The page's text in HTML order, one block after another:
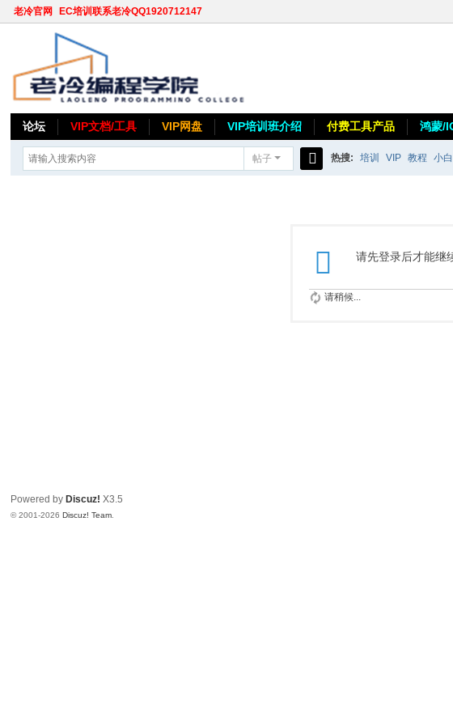
老冷官网 EC培训联系老冷QQ1920712147
论坛 VIP文档/工具 VIP网盘 VIP培训班介绍 付费工具产品 鸿蒙/
帖子 热搜: 培训 VIP 教程 小白
请先登录后才能继
请稍候...
Powered by Discuz! X3.5
© 2001-2026Discuz! Team